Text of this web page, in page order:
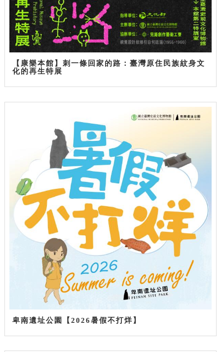
【康樂本館】刺一條回家的路：臺灣原住民族紋身文
化的再生特展
卑南遺址公園【2026暑假不打烊】